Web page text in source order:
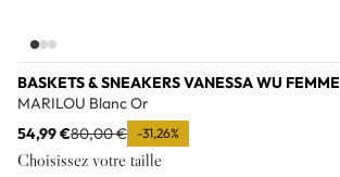
BASKETS & SNEAKERS VANESSA WU FEMME
MARILOU Blanc Or
54,99 €80,00 € -31,26%
Choisissez votre taille